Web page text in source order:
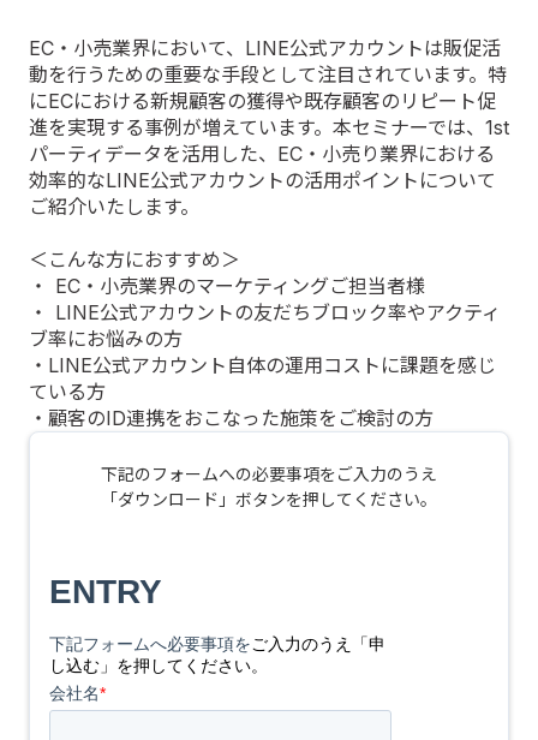
EC・小売業界において、LINE公式アカウントは販促活
動を行うための重要な手段として注目されています。特
にECにおける新規顧客の獲得や既存顧客のリピート促
進を実現する事例が増えています。本セミナーでは、1st
パーティデータを活用した、EC・小売り業界における
効率的なLINE公式アカウントの活用ポイントについて
ご紹介いたします。
＜こんな方におすすめ＞
・ EC・小売業界のマーケティングご担当者様
・ LINE公式アカウントの友だちブロック率やアクティ
ブ率にお悩みの方
・LINE公式アカウント自体の運用コストに課題を感じ
ている方
・顧客のID連携をおこなった施策をご検討の方
下記のフォームへの必要事項をご入力のうえ
「ダウンロード」ボタンを押してください。